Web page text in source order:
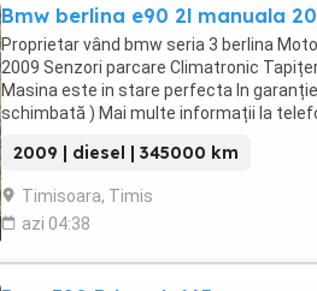
Bmw berlina e90 2l manuala
Proprietar vând bmw seria 3 berlina
2009 Senzori parcare Climatronic
Masina este in stare perfecta In
schimbată ) Mai multe informații la
2009 | diesel | 345000 km
Timisoara, Timis
azi 04:38